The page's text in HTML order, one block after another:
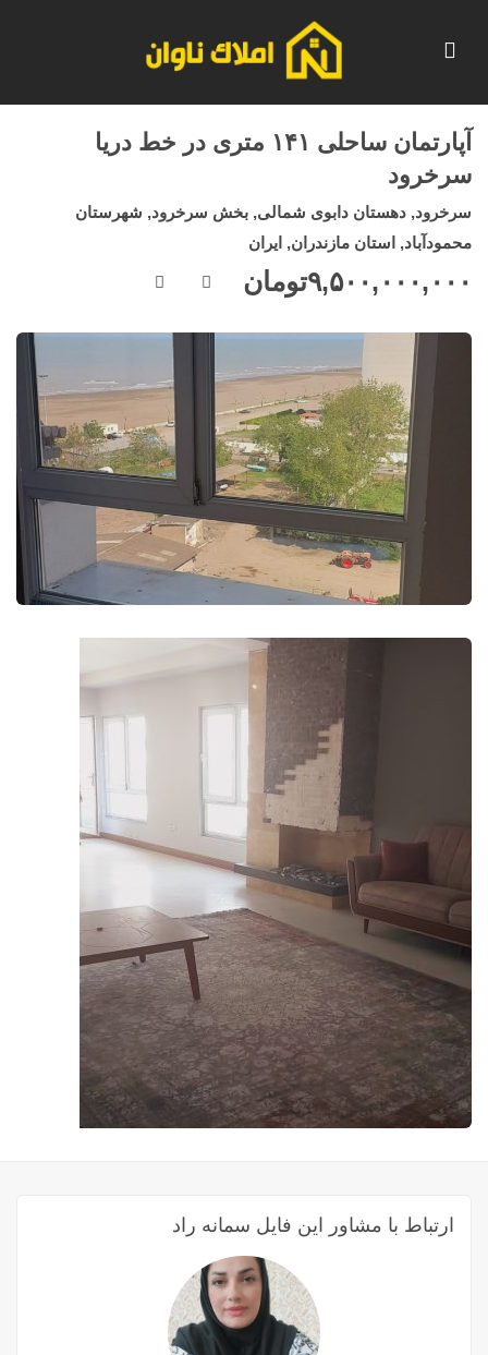
آپارتمان ساحلی ۱۴۱ متری در خط دریا
سرخرود
سرخرود, دهستان دابوی شمالی, بخش سرخرود, شهرستان
محمودآباد, استان مازندران, ایران
۹,۵۰۰,۰۰۰,۰۰۰تومان
ارتباط با مشاور این فایل سمانه راد